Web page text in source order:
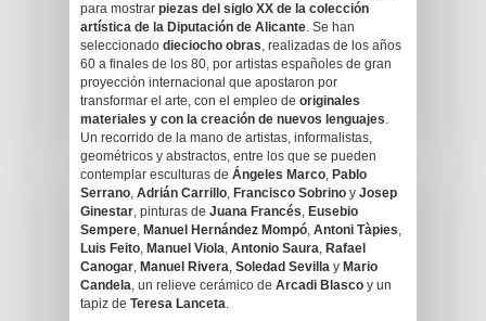
para mostrar piezas del siglo XX de la colección
artística de la Diputación de Alicante. Se han
seleccionado dieciocho obras, realizadas de los años
60 a finales de los 80, por artistas españoles de gran
proyección internacional que apostaron por
transformar el arte, con el empleo de originales
materiales y con la creación de nuevos lenguajes.
Un recorrido de la mano de artistas, informalistas,
geométricos y abstractos, entre los que se pueden
contemplar esculturas de Ángeles Marco, Pablo
Serrano, Adrián Carrillo, Francisco Sobrino y Josep
Ginestar, pinturas de Juana Francés, Eusebio
Sempere, Manuel Hernández Mompó, Antoni Tàpies,
Luis Feito, Manuel Viola, Antonio Saura, Rafael
Canogar, Manuel Rivera, Soledad Sevilla y Mario
Candela, un relieve cerámico de Arcadi Blasco y un
tapiz de Teresa Lanceta.